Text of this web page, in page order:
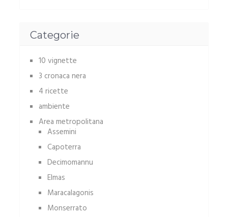
Categorie
10 vignette
3 cronaca nera
4 ricette
ambiente
Area metropolitana
Assemini
Capoterra
Decimomannu
Elmas
Maracalagonis
Monserrato